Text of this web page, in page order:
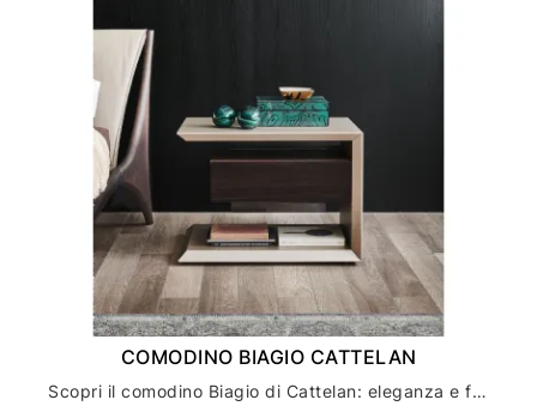
COMODINO BIAGIO CATTELAN
Scopri il comodino Biagio di Cattelan: eleganza e funzionalità per l'arredamento della tua casa